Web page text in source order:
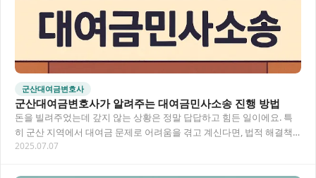
군산대여금변호사
군산대여금변호사가 알려주는 대여금민사소송 진행 방법
돈을 빌려주었는데 갚지 않는 상황은 정말 답답하고 힘든 일이에요. 특
히 군산 지역에서 대여금 문제로 어려움을 겪고 계신다면, 법적 해결책
을 찾는 것이 중요합니다. 이 글에서는 대여…
2025.07.07